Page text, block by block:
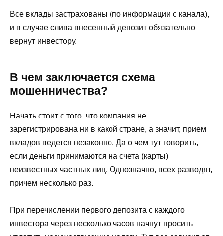
Все вклады застрахованы (по информации с канала),
и в случае слива внесенный депозит обязательно
вернут инвестору.
В чем заключается схема
мошенничества?
Начать стоит с того, что компания не
зарегистрирована ни в какой стране, а значит, прием
вкладов ведется незаконно. Да о чем тут говорить,
если деньги принимаются на счета (карты)
неизвестных частных лиц. Однозначно, всех разводят,
причем несколько раз.
При перечислении первого депозита с каждого
инвестора через несколько часов начнут просить